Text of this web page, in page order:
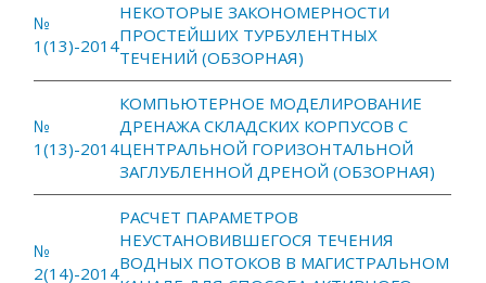
№
1(13)-2014
НЕКОТОРЫЕ ЗАКОНОМЕРНОСТИ
ПРОСТЕЙШИХ ТУРБУЛЕНТНЫХ
ТЕЧЕНИЙ (ОБЗОРНАЯ)
№
1(13)-2014
КОМПЬЮТЕРНОЕ МОДЕЛИРОВАНИЕ
ДРЕНАЖА СКЛАДСКИХ КОРПУСОВ С
ЦЕНТРАЛЬНОЙ ГОРИЗОНТАЛЬНОЙ
ЗАГЛУБЛЕННОЙ ДРЕНОЙ (ОБЗОРНАЯ)
№
2(14)-2014
РАСЧЕТ ПАРАМЕТРОВ
НЕУСТАНОВИВШЕГОСЯ ТЕЧЕНИЯ
ВОДНЫХ ПОТОКОВ В МАГИСТРАЛЬНОМ